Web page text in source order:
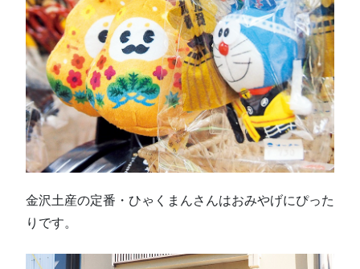
金沢土産の定番・ひゃくまんさんはおみやげにぴった
りです。